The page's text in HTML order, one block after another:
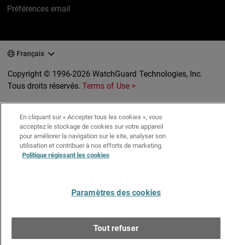
Préférences email
Français
Copyright © 1996-2026 WatchGuard Technologies, Inc.
Tous droits réservés.Terms of Use >
En cliquant sur « Accepter tous les cookies », vous
acceptez le stockage de cookies sur votre appareil
pour améliorer la navigation sur le site, analyser son
utilisation et contribuer à nos efforts de marketing.
Politique régissant les cookies
Paramètres des cookies
Tout refuser